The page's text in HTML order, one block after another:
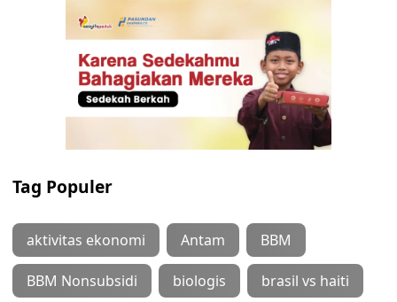
Tag Populer
aktivitas ekonomi Antam BBM
BBM Nonsubsidi biologis brasil vs haiti